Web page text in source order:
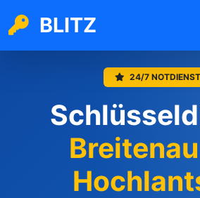
BLITZ
24/7 NOTDIENST